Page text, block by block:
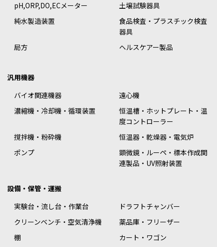
pH,ORP,DO,ECメーター
土壌試験器具
純水製造装置
食品検査・プラスチック検査
器具
局方
ヘルスケアー製品
汎用機器
バイオ関連機器
遠心機
濃縮機・冷却機・循環装置
恒温槽・ホットプレート・温
度コントローラー
撹拌機・粉砕機
恒温器・乾燥器・電気炉
ポンプ
顕微鏡・ルーペ・標本作成関
連製品・UV照射装置
設備・保管・運搬
実験台・流し台・作業台
ドラフトチャンバー
クリーンベンチ・空気清浄機
薬品庫・フリーザー
棚
カート・ワゴン